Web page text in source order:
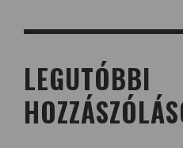
LEGUTÓBBI